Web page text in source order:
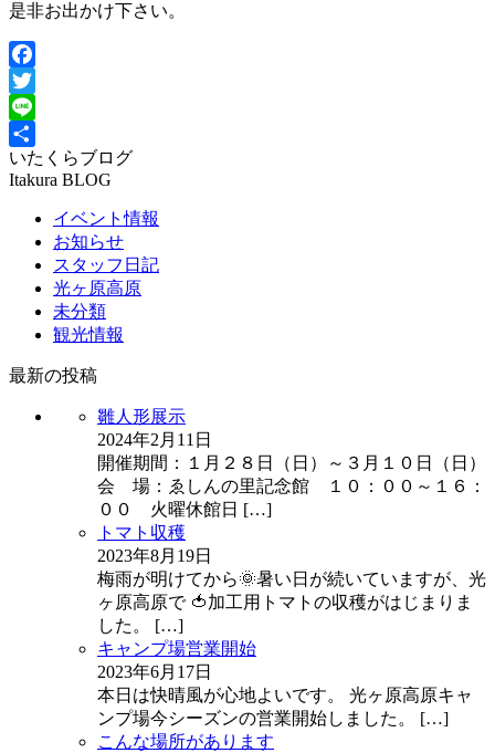
是非お出かけ下さい。
Facebook
Twitter
Line
共
有
いたくらブログ
Itakura BLOG
イベント情報
お知らせ
スタッフ日記
光ヶ原高原
未分類
観光情報
最新の投稿
雛人形展示
2024年2月11日
開催期間：１月２８日（日）～３月１０日（日）
会 場：ゑしんの里記念館 １０：００～１６：
００ 火曜休館日 […]
トマト収穫
2023年8月19日
梅雨が明けてから🌞暑い日が続いていますが、光
ヶ原高原で 🍅加工用トマトの収穫がはじまりま
した。 […]
キャンプ場営業開始
2023年6月17日
本日は快晴風が心地よいです。 光ヶ原高原キャ
ンプ場今シーズンの営業開始しました。 […]
こんな場所があります